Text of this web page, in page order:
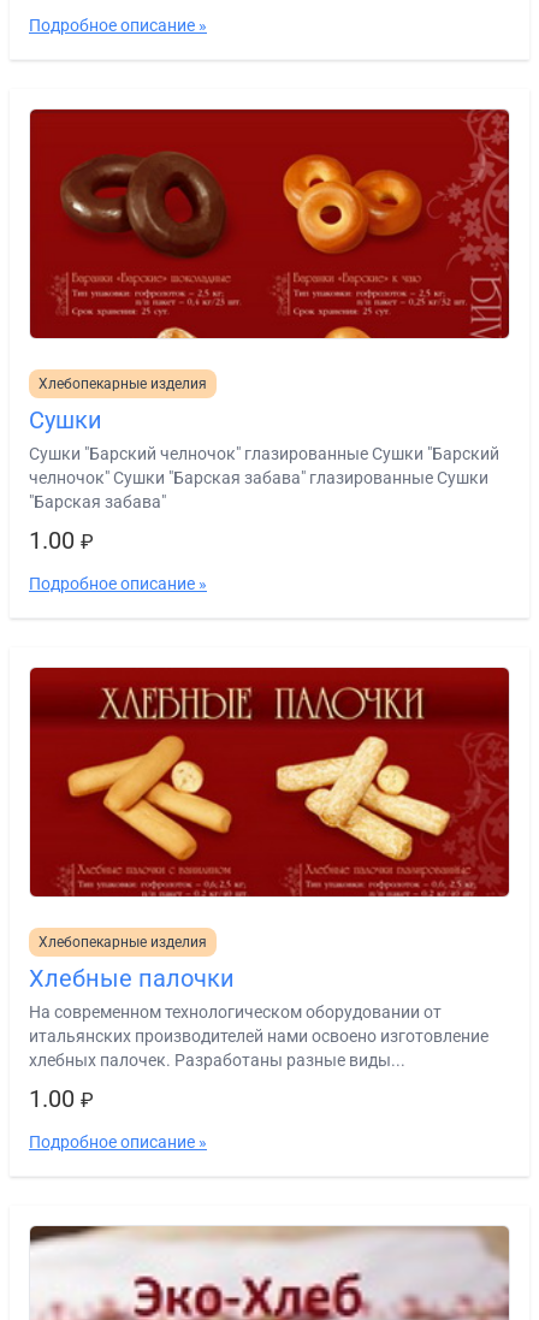
Подробное описание »
Хлебопекарные изделия
Сушки
Сушки "Барский челночок" глазированные Сушки "Барский
челночок" Сушки "Барская забава" глазированные Сушки
"Барская забава"
1.00 ₽
Подробное описание »
Хлебопекарные изделия
Хлебные палочки
На современном технологическом оборудовании от
итальянских производителей нами освоено изготовление
хлебных палочек. Разработаны разные виды...
1.00 ₽
Подробное описание »